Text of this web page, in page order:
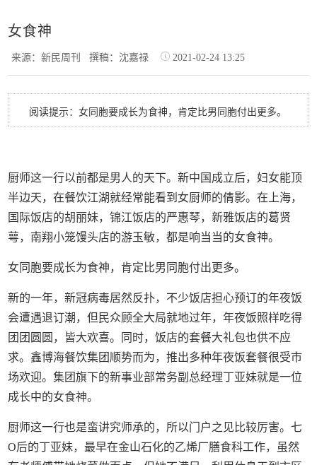
女食神
来源：新民周刊撰稿：沈嘉禄 2021-02-24 13:25
阅读提示：女同胞要成长为食神，肯定比男同胞付出更多。
厨师这一行以前都是男人的天下。新中国成立后，妇女能顶
半边天，在餐饮江湖就经常能看到女厨师的倩影。在上海，
国际饭店的胡丽妹，锦江饭店的严惠琴，新雅饭店的葛贤
萼，南翔小笼馒头店的游玉敏，都是响当当的女食神。
女同胞要成长为食神，肯定比男同胞付出更多。
新的一年，新冠病毒居然反扑，不少饭店担心预订的年夜饭
会遭遇退订潮，但民众顾全大局就地过年，年夜饭照样吃得
团团圆圆，皆大欢喜。同时，饭店的套餐大礼包也供不应
求。鑫博海餐饮集团顺势而为，推出多种年夜饭套餐很受市
场欢迎。集团旗下的新事业部常务副总经理丁亚妹就是一位
成长中的女食神。
厨师这一行也是蛮讲究师承的，所以门户之见比较厉害。七
O后的丁亚妹，最早在金山石化的乙烯厂膳食科工作，虽然